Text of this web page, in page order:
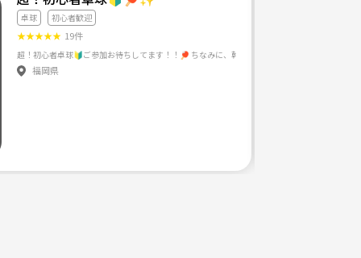
卓球 初心者歓迎
★★★★★ 19件
福岡県